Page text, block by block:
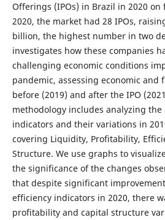
Offerings (IPOs) in Brazil in 2020
2020, the market had 28 IPOs,
billion, the highest number in two
investigates how these companies
challenging economic conditions
pandemic, assessing economic and
before (2019) and after the IPO
methodology includes analyzing
indicators and their variations in
covering Liquidity, Profitability,
Structure. We use graphs to
the significance of the changes
that despite significant
efficiency indicators in 2020, there
profitability and capital structure